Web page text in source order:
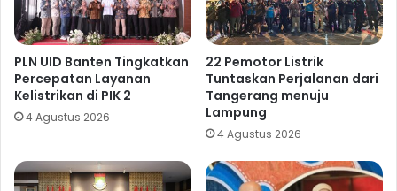
PLN UID Banten Tingkatkan
Percepatan Layanan
Kelistrikan di PIK 2
4 Agustus 2026
22 Pemotor Listrik
Tuntaskan Perjalanan dari
Tangerang menuju
Lampung
4 Agustus 2026